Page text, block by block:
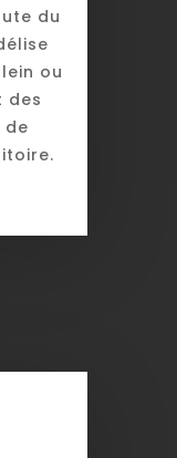
du
ou
des
de